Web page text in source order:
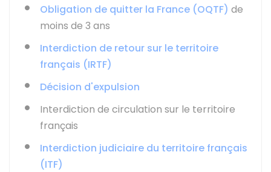
Obligation de quitter la France (OQTF) de
moins de 3 ans
Interdiction de retour sur le territoire
français (IRTF)
Décision d'expulsion
Interdiction de circulation sur le territoire
français
Interdiction judiciaire du territoire français
(ITF)